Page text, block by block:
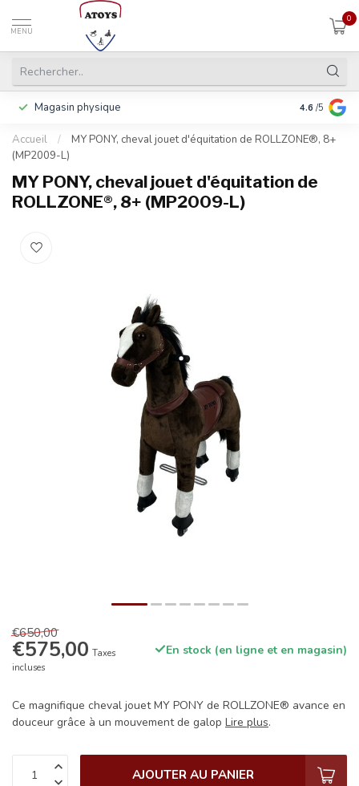
MENU
0
Magasin physique Y compris
4.6 /5
Accueil /
MY PONY, cheval jouet d'équitation de ROLLZONE®, 8+
(MP2009-L)
MY PONY, cheval jouet d'équitation de
ROLLZONE®, 8+ (MP2009-L)
€650,00
€575,00 Taxes
incluses
En stock (en ligne et en magasin)
Ce magnifique cheval jouet MY PONY de ROLLZONE® avance en
douceur grâce à un mouvement de galop Lire plus.
AJOUTER AU PANIER